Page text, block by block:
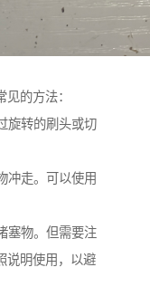
的方法：
旋转的刷头或切
冲走。可以使用
塞物。但需要注
说明使用，以避